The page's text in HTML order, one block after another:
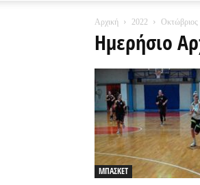
Αρχική 2022 Οκτώβριος
Ημερήσιο
ΜΠΑΣΚΕΤ